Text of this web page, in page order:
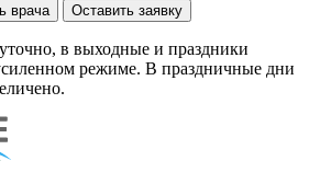
врача Оставить заявку
в выходные и праздники
режиме. В праздничные дни